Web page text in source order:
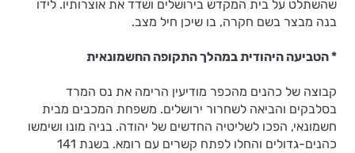
שהשתלט על בית המקדש בירושלים ושדד את אוצרותיו. לידו
בנה מבצר בשם חקרה, בו שיכן חיל מצב.
* הטביעה היהודית במהלך התקופה החשמונאית
קבוצה של כהנים מהכפר מודיעין הרימה את נס המרד
בסלבקים והביאה לשחרור ירושלים. משפחת המכבים מבית
חשמונאי, הפכו לשליטיה החדשים של יהודה. בניה מונו ושימשו
כהנים-גדולים והחלו לפתח קשרים עם רומא. בשנת 141